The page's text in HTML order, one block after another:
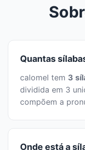
Quantas
calomel tem 3
dividida em 3
compõem a
Onde está a